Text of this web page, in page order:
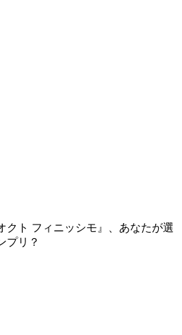
クト フィニッシモ』、あなたが選
プリ？